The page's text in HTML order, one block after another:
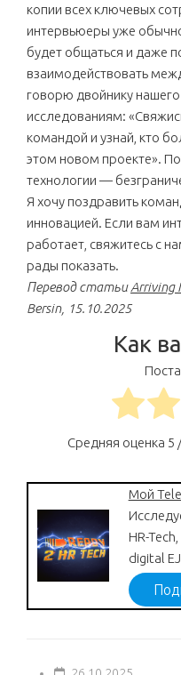
копии всех ключевых
интервьюеры уже
будет общаться и даже
взаимодействовать
говорю двойнику
исследованиям:
командой и узнай, кто
этом новом проекте».
технологии —
Я хочу поздравить
инновацией. Если вам
работает, свяжитесь с
рады показать.
Перевод статьиArriving
Bersin, 15.10.2025
Как
Средняя оценка 5
Мой
HR-
digital